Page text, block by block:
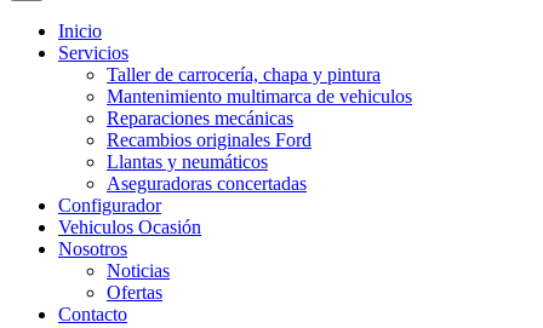
Inicio
Servicios
Taller de carrocería, chapa y pintura
Mantenimiento multimarca de vehiculos
Reparaciones mecánicas
Recambios originales Ford
Llantas y neumáticos
Aseguradoras concertadas
Configurador
Vehiculos Ocasión
Nosotros
Noticias
Ofertas
Contacto